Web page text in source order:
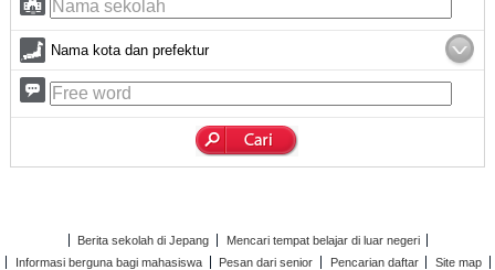
Nama kota dan prefektur
Berita sekolah di Jepang
Mencari tempat belajar di luar negeri
Informasi berguna bagi mahasiswa
Pesan dari senior Pencarian daftar
Site map